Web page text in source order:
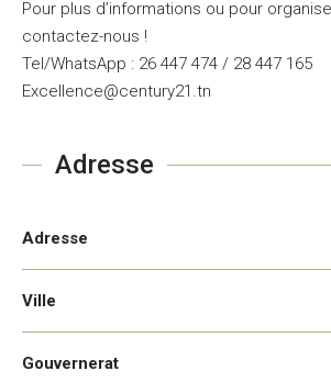
Pour plus d’informations ou pour
contactez-nous !
Tel/WhatsApp : 26 447 474 / 28 447 165
Excellence@century21.tn
Adresse
Adresse
Ville
Gouvernerat